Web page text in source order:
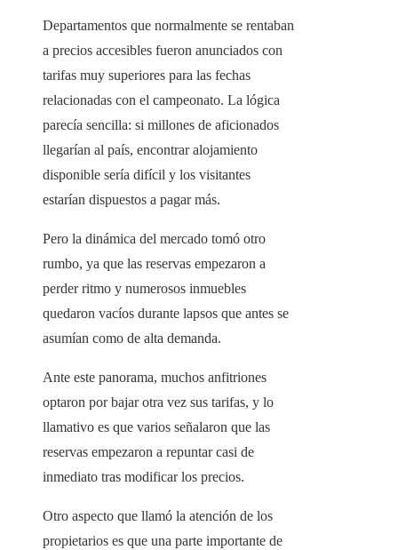
Departamentos que normalmente se rentaban
a precios accesibles fueron anunciados con
tarifas muy superiores para las fechas
relacionadas con el campeonato. La lógica
parecía sencilla: si millones de aficionados
llegarían al país, encontrar alojamiento
disponible sería difícil y los visitantes
estarían dispuestos a pagar más.
Pero la dinámica del mercado tomó otro
rumbo, ya que las reservas empezaron a
perder ritmo y numerosos inmuebles
quedaron vacíos durante lapsos que antes se
asumían como de alta demanda.
Ante este panorama, muchos anfitriones
optaron por bajar otra vez sus tarifas, y lo
llamativo es que varios señalaron que las
reservas empezaron a repuntar casi de
inmediato tras modificar los precios.
Otro aspecto que llamó la atención de los
propietarios es que una parte importante de